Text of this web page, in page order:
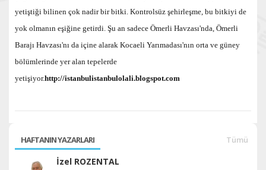
yetiştiği bilinen çok nadir bir bitki. Kontrolsüz şehirleşme, bu bitkiyi de
yok olmanın eşiğine getirdi. Şu an sadece Ömerli Havzası'nda, Ömerli
Barajı Havzası'nı da içine alarak Kocaeli Yarımadası'nın orta ve güney
bölümlerinde yer alan tepelerde
yetişiyor.http://istanbulistanbulolali.blogspot.com
HAFTANIN YAZARLARI Tümü
İzel ROZENTAL